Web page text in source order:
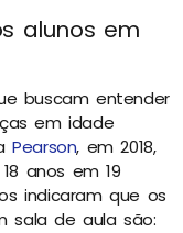
alunos em
buscam entender
em idade
Pearson, em 2018,
anos em 19
indicaram que os
sala de aula são: